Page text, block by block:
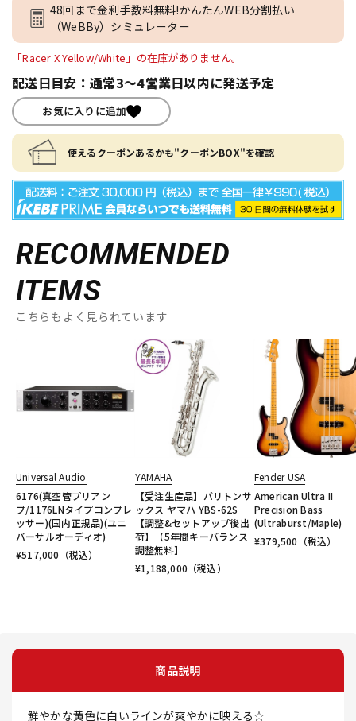
48回まで金利手数料無料!かんたんWEB分割払い
（WeBBy）シミュレーター
「Racer X Yellow/White」の在庫がありません。
配送日目安：通常3～4営業日以内に発送予定
お気に入りに追加
使えるクーポンあるかも"クーポンBOX"を確認
RECOMMENDED
ITEMS
こちらもよく見られています
Universal Audio
6176(真空管プリアン
プ/1176LNタイプコンプレ
ッサー)(国内正規品)(ユニ
バーサルオーディオ)
¥517,000 （税込）
YAMAHA
【受注生産品】バリトンサ
ックス ヤマハ YBS-62S
【調整&セットアップ後出
荷】【5年間キーバランス
調整無料】
¥1,188,000 （税込）
Fender USA
American Ultra II
Precision Bass
(Ultraburst/Maple)
¥379,500 （税込）
商品説明
鮮やかな黄色に白いラインが爽やかに映える☆